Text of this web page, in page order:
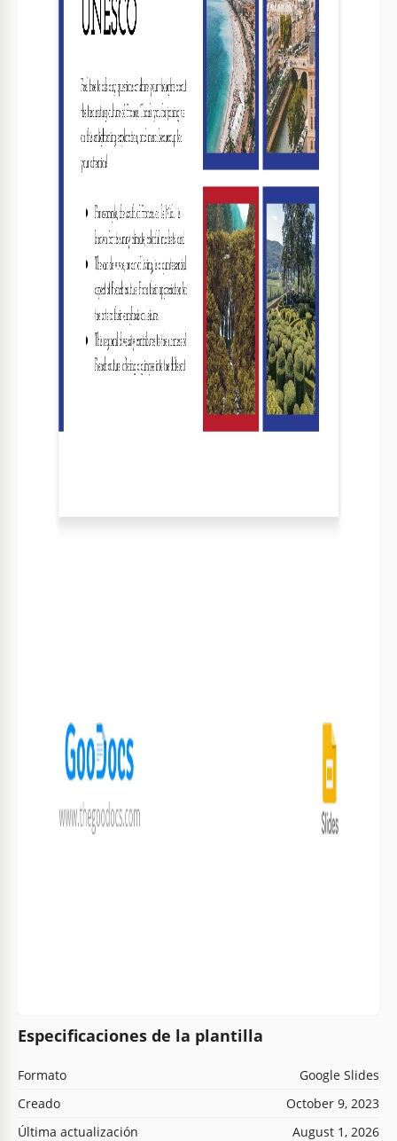
Especificaciones de la plantilla
Formato
Google Slides
Creado
October 9, 2023
Última actualización
August 1, 2026